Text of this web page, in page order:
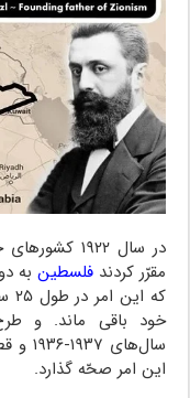
در سال
مقرّر کردندفلسطین به
که این امر در طول ۲۵ سال
خود باقی ماند. و
این امر صحّه گذارد.